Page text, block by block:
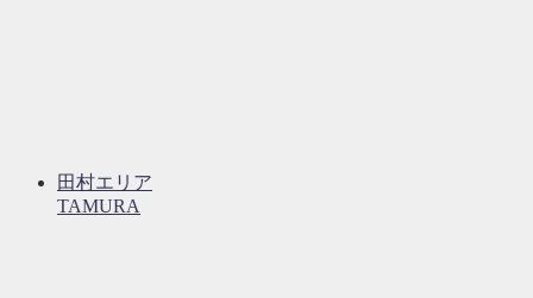
田村エリア
TAMURA